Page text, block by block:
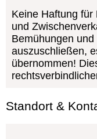
Standort &
Keine Haftung für
und
Bemühungen
auszuschließen,
übernommen!